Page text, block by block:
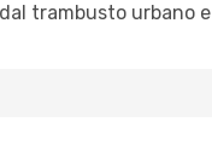
trambusto urbano